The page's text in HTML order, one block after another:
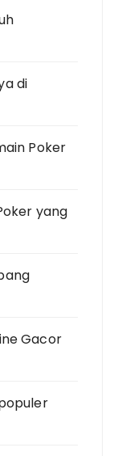
di
Poker
yang
Gacor